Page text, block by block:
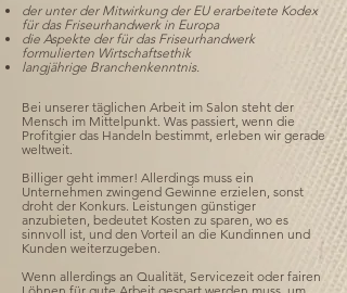
der unter der Mitwirkung der EU erarbeitete Kodex
für das Friseurhandwerk in Europa
die Aspekte der für das Friseurhandwerk
formulierten Wirtschaftsethik
langjährige Branchenkenntnis.
Bei unserer täglichen Arbeit im Salon steht der
Mensch im Mittelpunkt. Was passiert, wenn die
Profitgier das Handeln bestimmt, erleben wir gerade
weltweit.
Billiger geht immer! Allerdings muss ein
Unternehmen zwingend Gewinne erzielen, sonst
droht der Konkurs. Leistungen günstiger
anzubieten, bedeutet Kosten zu sparen, wo es
sinnvoll ist, und den Vorteil an die Kundinnen und
Kunden weiterzugeben.
Wenn allerdings an Qualität, Servicezeit oder fairen